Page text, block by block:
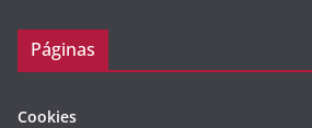
Páginas
Cookies